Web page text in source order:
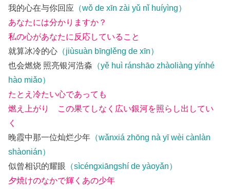
我的心在与你回应 （wǒ de xīn zài yǔ nǐ huíyìng）
あなたには分かりますか？
私の心があなたに反応していること
就算冰冷的心 （jiùsuàn bīnglěng de xīn）
也会燃烧 照亮银河浩淼 （yě huì ránshāo zhàoliàng yínhé
hào miǎo）
たとえ冷たい心であっても
燃え上がり この果てしなく広い銀河を照らし出してい
く
晚霞中那一位灿烂少年 （wǎnxiá zhōng nà yī wèi cànlàn
shàonián）
似曾相识的耀眼 （sìcéngxiāngshí de yàoyǎn）
夕焼けのなかで輝くあの少年